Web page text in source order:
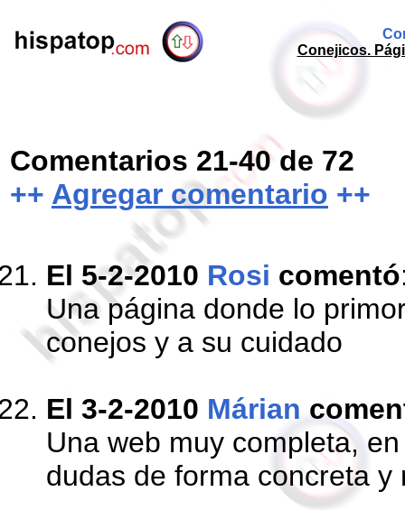
Conejicos.
Comentarios 21-40 de 72
++ Agregar comentario ++
El 5-2-2010 Rosi comentó
Una página donde lo
conejos y a su cuidado
El 3-2-2010 Márian
Una web muy completa,
dudas de forma concreta y